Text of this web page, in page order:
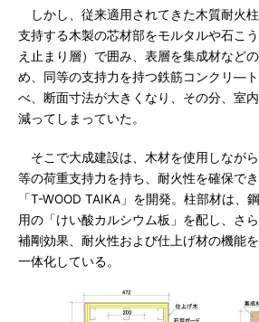
しかし、従来適用されてきた木質耐火
支持する木製の芯材部をモルタルや石こ
え止まり層）で囲み、表層を集成材など
め、同等の支持力を持つ鉄筋コンクリ―
べ、断面寸法が大きくなり、その分、室
減ってしまっていた。
そこで大成建設は、木材を使用しなが
等の荷重支持力を持ち、耐火性を確保で
「T-WOOD TAIKA」を開発。柱部材は、
用の「けい酸カルシウム板」を配し、さ
補剛効果、耐火性および仕上げ材の機能
一体化している。